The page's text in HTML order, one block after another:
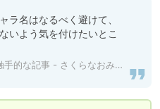
ラ名はなるべく避けて、
いよう気を付けたいとこ
- さくらなおみき - Ci-en（シエン）